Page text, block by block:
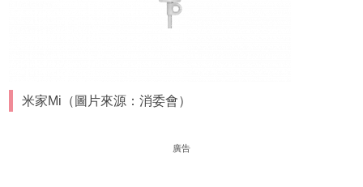
米家Mi（圖片來源：消委會）
廣告